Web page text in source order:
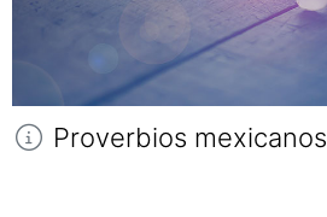
Proverbios mexicanos